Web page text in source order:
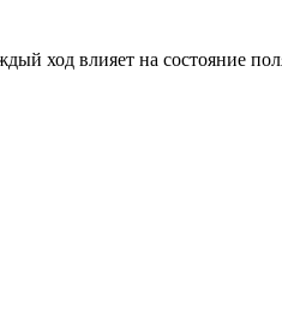
ход влияет на состояние